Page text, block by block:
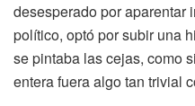
desesperado por aparentar
político, optó por subir una
se pintaba las cejas, como
entera fuera algo tan trivial